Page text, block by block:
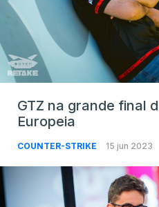
GTZ na grande final
Europeia
COUNTER-STRIKE 15 jun 2023